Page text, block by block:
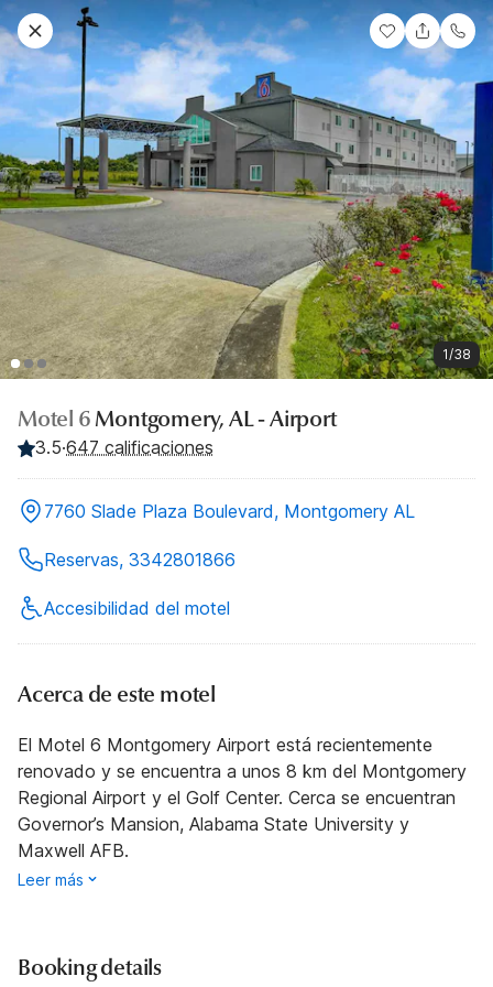
1/38
Motel 6 Montgomery, AL - Airport
3.5·647 calificaciones
7760 Slade Plaza Boulevard, Montgomery AL
Reservas, 3342801866
Accesibilidad del motel
Acerca de este motel
El Motel 6 Montgomery Airport está recientemente
renovado y se encuentra a unos 8 km del Montgomery
Regional Airport y el Golf Center. Cerca se encuentran
Governor’s Mansion, Alabama State University y
Maxwell AFB.
Leer más
Booking details